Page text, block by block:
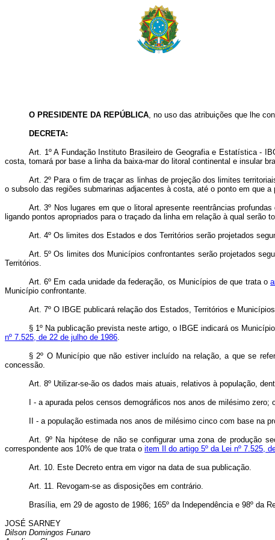
O PRESIDENTE DA REPÚBLICA, no uso das atribuições que lhe
DECRETA:
Art. 1º A Fundação Instituto Brasileiro de Geografia e Estatística -
costa, tomará por base a linha da baixa-mar do litoral continental e insular
Art. 2º Para o fim de traçar as linhas de projeção dos limites
o subsolo das regiões submarinas adjacentes à costa, até o ponto em que
Art. 3º Nos lugares em que o litoral apresente reentrâncias
ligando pontos apropriados para o traçado da linha em relação à qual serão
Art. 4º Os limites dos Estados e dos Territórios serão projetados
Art. 5º Os limites dos Municípios confrontantes serão projetados
Territórios.
Art. 6º Em cada unidade da federação, os Municípios de que trata o
Município confrontante.
Art. 7º O IBGE publicará relação dos Estados, Territórios e
§ 1º Na publicação prevista neste artigo, o IBGE indicará os
nº 7.525, de 22 de julho de 1986.
§ 2º O Município que não estiver incluído na relação, a que se
concessão.
Art. 8º Utilizar-se-ão os dados mais atuais, relativos à população,
I - a apurada pelos censos demográficos nos anos de milésimo zero;
II - a população estimada nos anos de milésimo cinco com base na
Art. 9º Na hipótese de não se configurar uma zona de produção
correspondente aos 10% de que trata o item Il do artigo 5º da Lei nº 7.525,
Art. 10. Este Decreto entra em vigor na data de sua publicação.
Art. 11. Revogam-se as disposições em contrário.
Brasília, em 29 de agosto de 1986; 165º da Independência e 98º da
JOSÉ SARNEY
Dilson Domingos Funaro